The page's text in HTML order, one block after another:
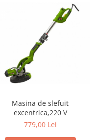
Masina de slefuit
excentrica,220 V
779,00 Lei